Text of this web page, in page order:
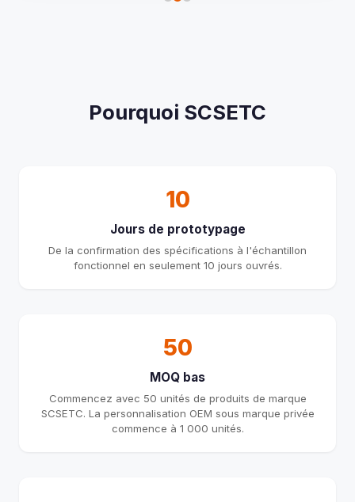
Pourquoi SCSETC
10
Jours de prototypage
De la confirmation des spécifications à l'échantillon
fonctionnel en seulement 10 jours ouvrés.
50
MOQ bas
Commencez avec 50 unités de produits de marque
SCSETC. La personnalisation OEM sous marque privée
commence à 1 000 unités.